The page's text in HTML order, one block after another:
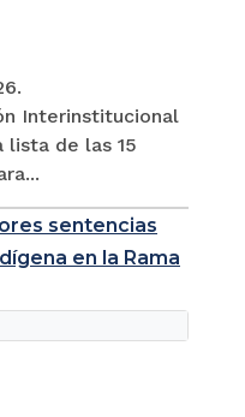
Interinstitucional
lista de las 15
sentencias
en la Rama